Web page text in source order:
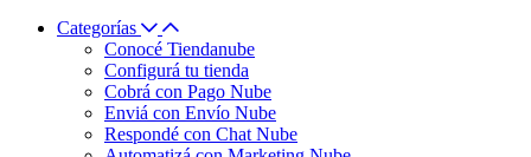
Categorías
Conocé Tiendanube
Configurá tu tienda
Cobrá con Pago Nube
Enviá con Envío Nube
Respondé con Chat Nube